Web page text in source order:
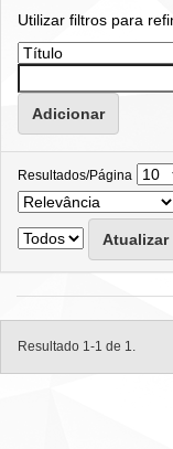
Utilizar filtros para
Resultados/Página
Resultado 1-1 de 1.